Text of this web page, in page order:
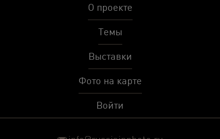
О проекте
Темы
Выставки
Фото на карте
Войти